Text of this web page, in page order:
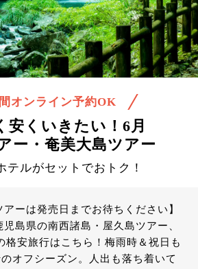
オンライン予約OK
安くいきたい！6月
ー・奄美大島ツアー
テルがセットでおトク！
アーは発売日までお待ちください】
島県の南西諸島・屋久島ツアー、
格安旅行はこちら！梅雨時＆祝日も
オフシーズン。人出も落ち着いて